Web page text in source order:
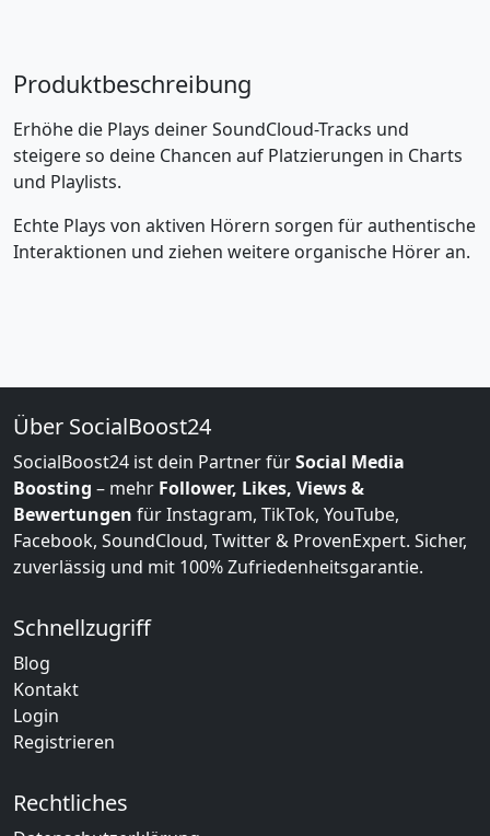
Produktbeschreibung
Erhöhe die Plays deiner SoundCloud-Tracks und
steigere so deine Chancen auf Platzierungen in Charts
und Playlists.
Echte Plays von aktiven Hörern sorgen für authentische
Interaktionen und ziehen weitere organische Hörer an.
Über SocialBoost24
SocialBoost24 ist dein Partner fürSocial Media
Boosting – mehr Follower, Likes, Views &
Bewertungen für Instagram, TikTok, YouTube,
Facebook, SoundCloud, Twitter & ProvenExpert. Sicher,
zuverlässig und mit 100% Zufriedenheitsgarantie.
Schnellzugriff
Blog
Kontakt
Login
Registrieren
Rechtliches